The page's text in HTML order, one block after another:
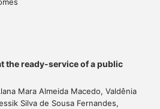
the ready-service of a public
Mara Almeida Macedo, Valdênia
Silva de Sousa Fernandes,